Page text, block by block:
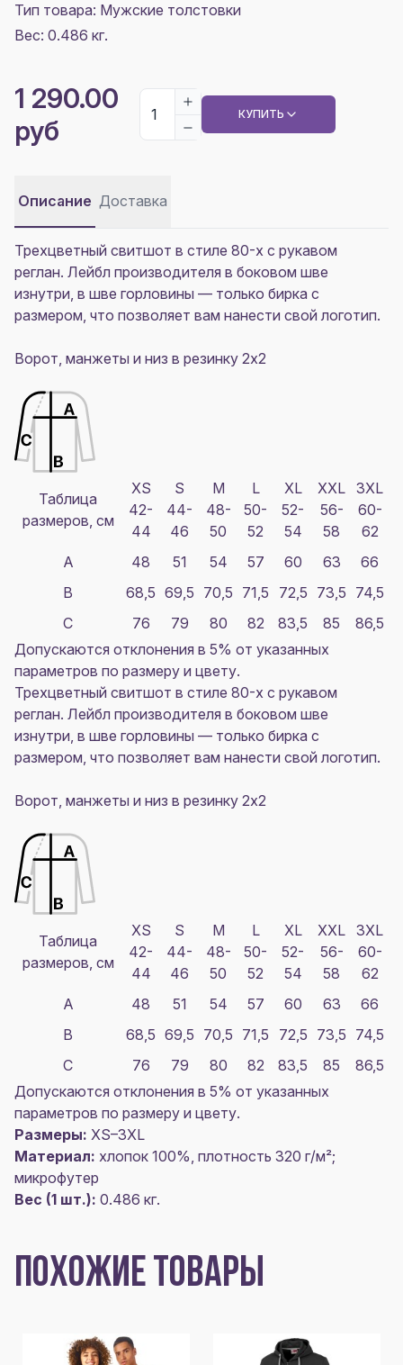
Тип товара: Мужские толстовки
Вес: 0.486 кг.
1 290.00
руб
КУПИТЬ
Описание Доставка
Трехцветный свитшот в стиле 80-х с рукавом
реглан. Лейбл производителя в боковом шве
изнутри, в шве горловины — только бирка с
размером, что позволяет вам нанести свой логотип.
Ворот, манжеты и низ в резинку 2x2
Таблица
размеров, см
XS
42-
44
S
44-
46
M
48-
50
L
50-
52
XL
52-
54
XXL
56-
58
3XL
60-
62
A
48 51 54 57 60 63
66
B
68,5 69,5 70,5 71,5 72,5 73,5 74,5
C
76 79 80 82 83,5 85
86,5
Допускаются отклонения в 5% от указанных
параметров по размеру и цвету.
Трехцветный свитшот в стиле 80-х с рукавом
реглан. Лейбл производителя в боковом шве
изнутри, в шве горловины — только бирка с
размером, что позволяет вам нанести свой логотип.
Ворот, манжеты и низ в резинку 2x2
Таблица
размеров, см
XS
42-
44
S
44-
46
M
48-
50
L
50-
52
XL
52-
54
XXL
56-
58
3XL
60-
62
A
48 51 54 57 60 63
66
B
68,5 69,5 70,5 71,5 72,5 73,5 74,5
C
76 79 80 82 83,5 85
86,5
Допускаются отклонения в 5% от указанных
параметров по размеру и цвету.
Размеры: XS–3XL
Материал: хлопок 100%, плотность 320 г/м²;
микрофутер
Вес (1 шт.): 0.486 кг.
ПОХОЖИЕ ТОВАРЫ